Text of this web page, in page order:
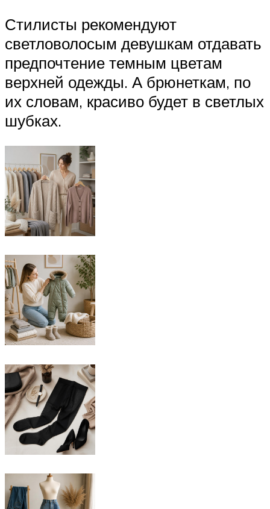
Стилисты рекомендуют
светловолосым девушкам отдавать
предпочтение темным цветам
верхней одежды. А брюнеткам, по
их словам, красиво будет в светлых
шубках.